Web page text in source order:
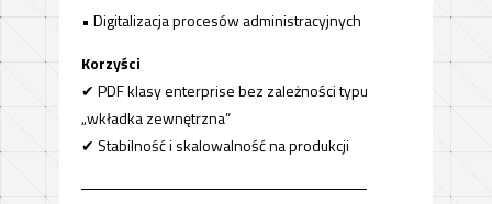
• Digitalizacja procesów administracyjnych
Korzyści
✔ PDF klasy enterprise bez zależności typu
„wkładka zewnętrzna”
✔ Stabilność i skalowalność na produkcji
──────────────────────────